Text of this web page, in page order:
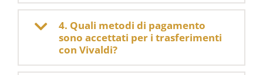
4. Quali metodi di pagamento
sono accettati per i trasferimenti
con Vivaldi?